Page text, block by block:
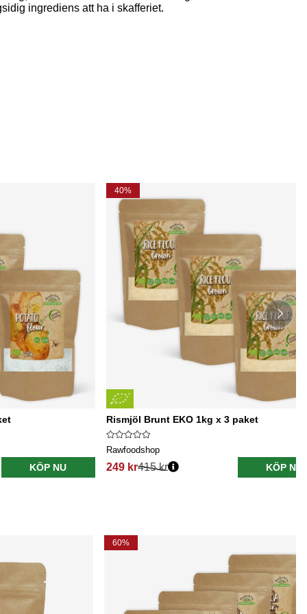
ingrediens att ha i skafferiet.
KÖP NU
40%
Rismjöl Brunt EKO 1kg x 3 paket
Rawfoodshop
249 kr415 kr KÖP NU
60%